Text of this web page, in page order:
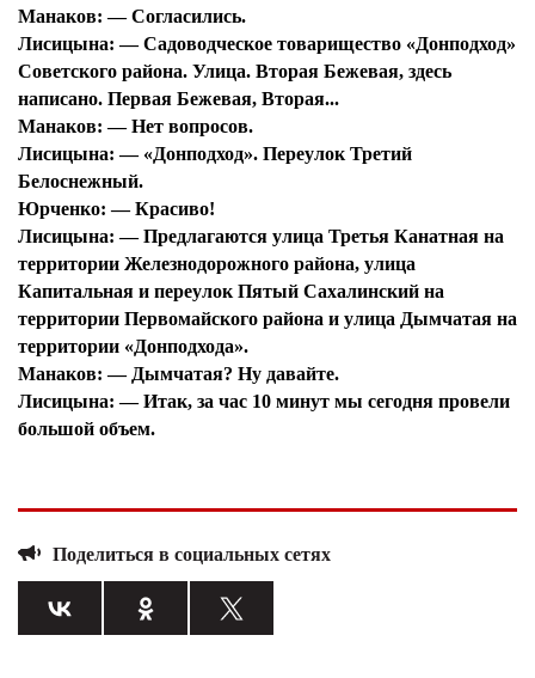
Манаков: — Согласились.
Лисицына: — Садоводческое товарищество «Донподход»
Советского района. Улица. Вторая Бежевая, здесь
написано. Первая Бежевая, Вторая...
Манаков: — Нет вопросов.
Лисицына: — «Донподход». Переулок Третий
Белоснежный.
Юрченко: — Красиво!
Лисицына: — Предлагаются улица Третья Канатная на
территории Железнодорожного района, улица
Капитальная и переулок Пятый Сахалинский на
территории Первомайского района и улица Дымчатая на
территории «Донподхода».
Манаков:— Дымчатая? Ну давайте.
Лисицына: — Итак, за час 10 минут мы сегодня провели
большой объем.
Поделиться в социальных сетях